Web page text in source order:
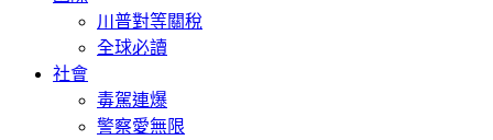
川普對等關稅
全球必讀
社會
毒駕連爆
警察愛無限